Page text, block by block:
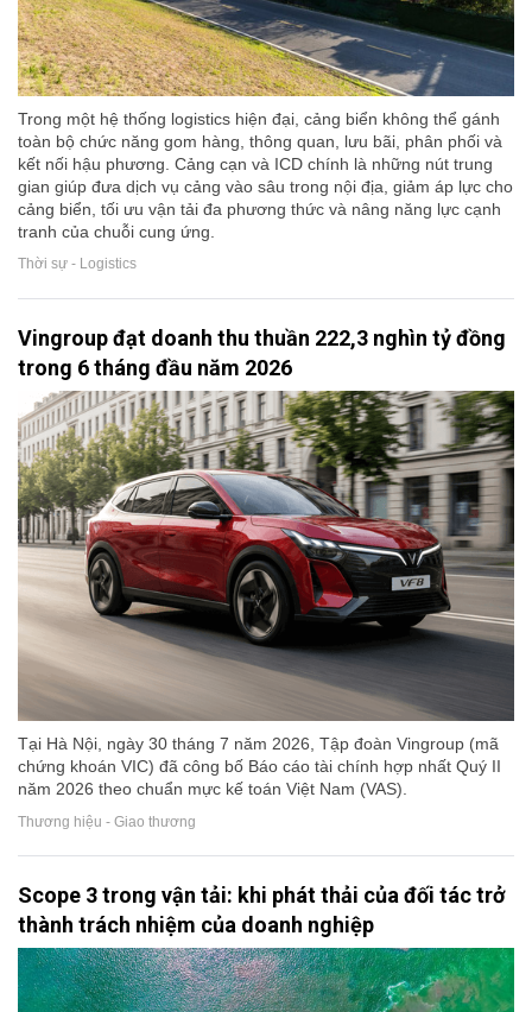
Trong một hệ thống logistics hiện đại, cảng biển không thể gánh
toàn bộ chức năng gom hàng, thông quan, lưu bãi, phân phối và
kết nối hậu phương. Cảng cạn và ICD chính là những nút trung
gian giúp đưa dịch vụ cảng vào sâu trong nội địa, giảm áp lực cho
cảng biển, tối ưu vận tải đa phương thức và nâng năng lực cạnh
tranh của chuỗi cung ứng.
Thời sự - Logistics
Vingroup đạt doanh thu thuần 222,3 nghìn tỷ đồng
trong 6 tháng đầu năm 2026
Tại Hà Nội, ngày 30 tháng 7 năm 2026, Tập đoàn Vingroup (mã
chứng khoán VIC) đã công bố Báo cáo tài chính hợp nhất Quý II
năm 2026 theo chuẩn mực kế toán Việt Nam (VAS).
Thương hiệu - Giao thương
Scope 3 trong vận tải: khi phát thải của đối tác trở
thành trách nhiệm của doanh nghiệp